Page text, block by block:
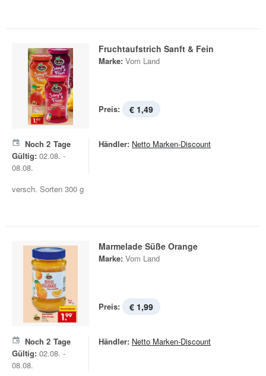
Fruchtaufstrich Sanft & Fein
Marke: Vom Land
Preis: € 1,49
Noch 2 Tage
Gültig: 02.08. -
08.08.
Händler: Netto Marken-Discount
versch. Sorten 300 g
Marmelade Süße Orange
Marke: Vom Land
Preis: € 1,99
Noch 2 Tage
Gültig: 02.08. -
08.08.
Händler: Netto Marken-Discount